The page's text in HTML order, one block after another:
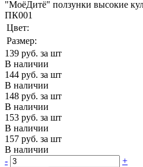
"МоёДитё" ползунки высокие
ПК001
Цвет:
Размер:
139 руб. за шт
В наличии
144 руб. за шт
В наличии
148 руб. за шт
В наличии
153 руб. за шт
В наличии
157 руб. за шт
В наличии
-
+